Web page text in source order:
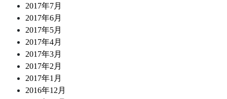
2017年7月
2017年6月
2017年5月
2017年4月
2017年3月
2017年2月
2017年1月
2016年12月